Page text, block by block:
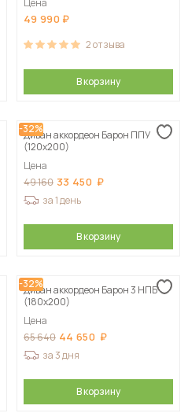
Цена
49 990
2отзыва
В корзину
-32%
Диван аккордеон Барон ППУ
(120х200)
Цена
49 160 33 450
за 1 день
В корзину
-32%
Диван аккордеон Барон 3 НПБ
(180х200)
Цена
65 640 44 650
за 3 дня
В корзину